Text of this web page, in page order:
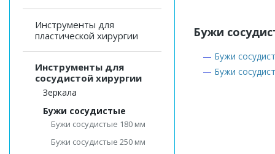
Инструменты для
пластической хирургии
Инструменты для
сосудистой хирургии
Зеркала
Бужи сосудистые
Бужи сосудистые 180 мм
Бужи сосудистые 250 мм
Бужи
— Бужи
— Бужи